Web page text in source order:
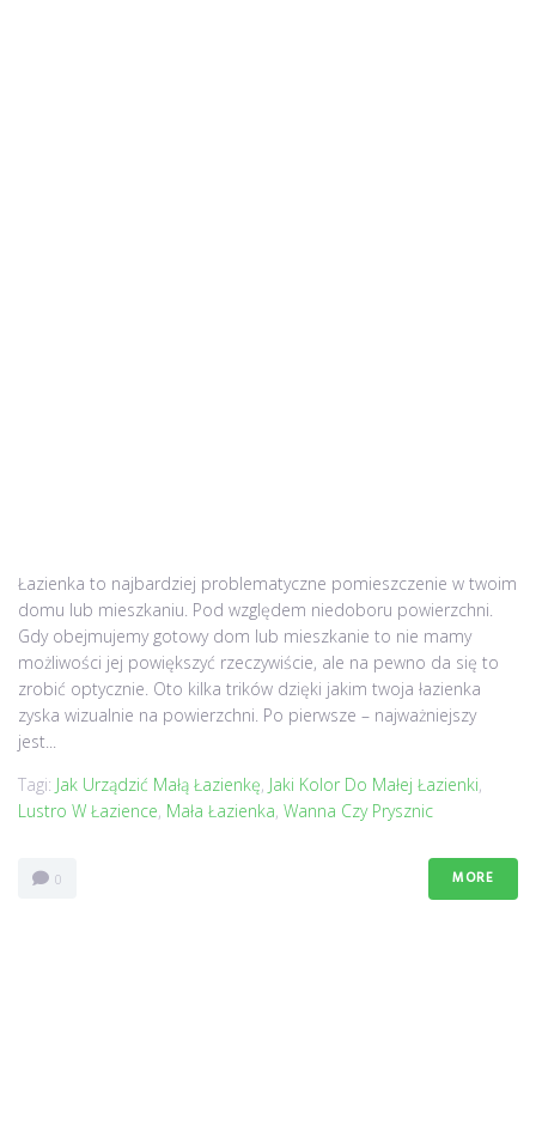
Łazienka to najbardziej problematyczne pomieszczenie w twoim
domu lub mieszkaniu. Pod względem niedoboru powierzchni.
Gdy obejmujemy gotowy dom lub mieszkanie to nie mamy
możliwości jej powiększyć rzeczywiście, ale na pewno da się to
zrobić optycznie. Oto kilka trików dzięki jakim twoja łazienka
zyska wizualnie na powierzchni. Po pierwsze – najważniejszy
jest...
Tagi: Jak Urządzić Małą Łazienkę, Jaki Kolor Do Małej Łazienki,
Lustro W Łazience, Mała Łazienka, Wanna Czy Prysznic
0 MORE